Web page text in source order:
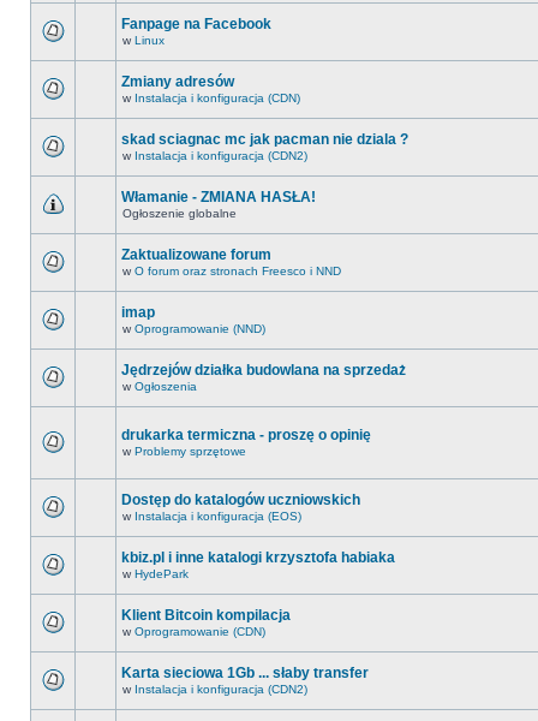
Fanpage na Facebook
w Linux
Zmiany adresów
w Instalacja i konfiguracja (CDN)
skad sciagnac mc jak pacman nie dziala ?
w Instalacja i konfiguracja (CDN2)
Włamanie - ZMIANA HASŁA!
Ogłoszenie globalne
Zaktualizowane forum
w O forum oraz stronach Freesco i NND
imap
w Oprogramowanie (NND)
Jędrzejów działka budowlana na sprzedaż
w Ogłoszenia
drukarka termiczna - proszę o opinię
w Problemy sprzętowe
Dostęp do katalogów uczniowskich
w Instalacja i konfiguracja (EOS)
kbiz.pl i inne katalogi krzysztofa habiaka
w HydePark
Klient Bitcoin kompilacja
w Oprogramowanie (CDN)
Karta sieciowa 1Gb ... słaby transfer
w Instalacja i konfiguracja (CDN2)